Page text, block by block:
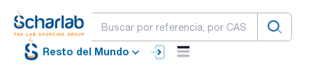
Resto del Mundo